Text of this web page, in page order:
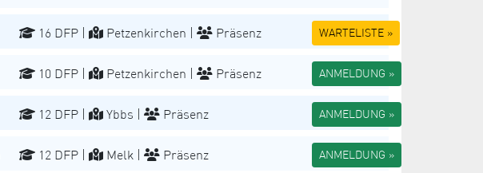
16 DFP | Petzenkirchen | Präsenz WARTELISTE »
10 DFP | Petzenkirchen | Präsenz ANMELDUNG »
12 DFP | Ybbs | Präsenz ANMELDUNG »
12 DFP | Melk | Präsenz ANMELDUNG »